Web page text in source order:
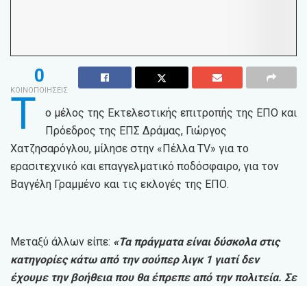
0
ΚΟΙΝΟΠΟΙΗΣΕΙΣ
Τ
ο μέλος της Εκτελεστικής επιτροπής της ΕΠΟ και
Πρόεδρος της ΕΠΣ Δράμας, Γιώργος
Χατζησαρόγλου, μίλησε στην «Πέλλα TV» για το
ερασιτεχνικό και επαγγελματικό ποδόσφαιρο, για τον
Βαγγέλη Γραμμένο και τις εκλογές της ΕΠΟ.
Μεταξύ άλλων είπε: «Τα πράγματα είναι δύσκολα στις
κατηγορίες κάτω από την σούπερ λιγκ 1 γιατί δεν
έχουμε την βοήθεια που θα έπρεπε από την πολιτεία. Σε